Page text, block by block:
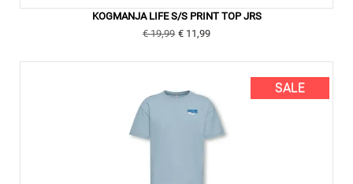
KOGMANJA LIFE S/S PRINT TOP JRS
€ 19,99 € 11,99
SALE